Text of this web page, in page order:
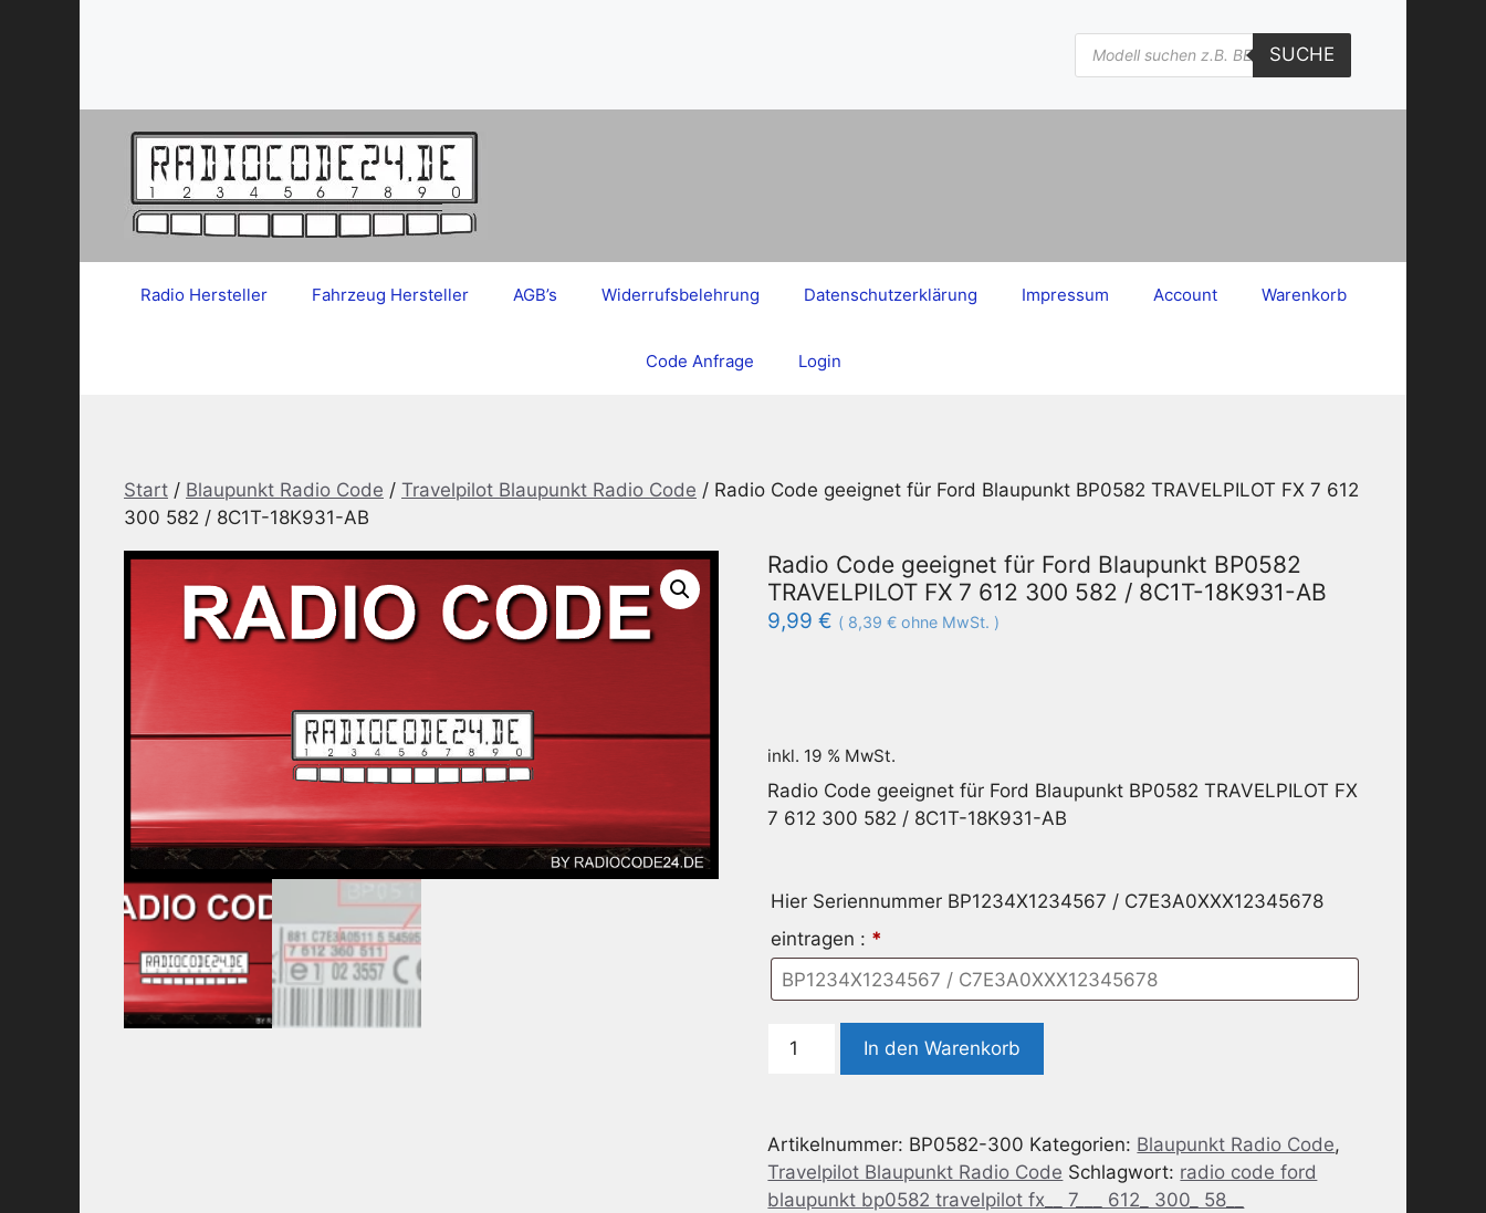
Products
search
SUCHE
Radio Hersteller Fahrzeug Hersteller AGB’s Widerrufsbelehrung Datenschutzerklärung Impressum Account Warenkorb
Code Anfrage Login
Start / Blaupunkt Radio Code / Travelpilot Blaupunkt Radio Code / Radio Code geeignet für Ford Blaupunkt BP0582 TRAVELPILOT FX 7 612
300 582 / 8C1T-18K931-AB
Radio Code geeignet für Ford Blaupunkt BP0582
TRAVELPILOT FX 7 612 300 582 / 8C1T-18K931-AB
9,99€ ( 8,39€ ohne MwSt. )
inkl. 19 % MwSt.
Radio Code geeignet für Ford Blaupunkt BP0582 TRAVELPILOT FX
7 612 300 582 / 8C1T-18K931-AB
Hier Seriennummer BP1234X1234567 / C7E3A0XXX12345678
eintragen : *
Radio
Ford
Blaupunkt
BP0582
In den Warenkorb
Artikelnummer: BP0582-300 Kategorien: Blaupunkt Radio Code,
Travelpilot Blaupunkt Radio Code Schlagwort: radio code ford
blaupunkt bp0582 travelpilot fx__ 7___ 612_ 300_ 58__